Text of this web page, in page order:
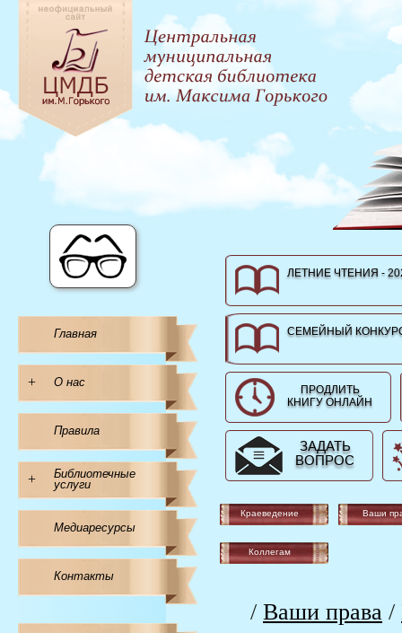
Главная
+ О нас
Правила
+
Библиотечные
услуги
Медиаресурсы
Контакты
ЛЕТНИЕ ЧТЕНИЯ -
СЕМЕЙНЫЙ
ПРОДЛИТЬ
КНИГУ ОНЛАЙН
ЗАДАТЬ
ВОПРОС
Краеведение Ваши
Коллегам
/ Ваши права /